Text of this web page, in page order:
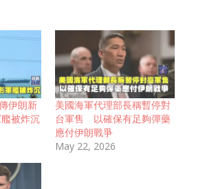
伊朗新
被炸沉
美國海軍代理部長稱暫停對
台軍售 以確保有足夠彈藥
應付伊朗戰爭
May 22, 2026